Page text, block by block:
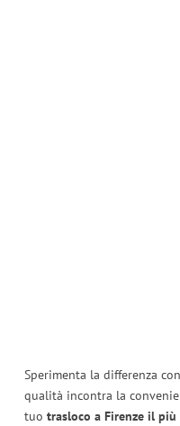
Sperimenta la differenza
qualità incontra la
tuo trasloco a Firenze il